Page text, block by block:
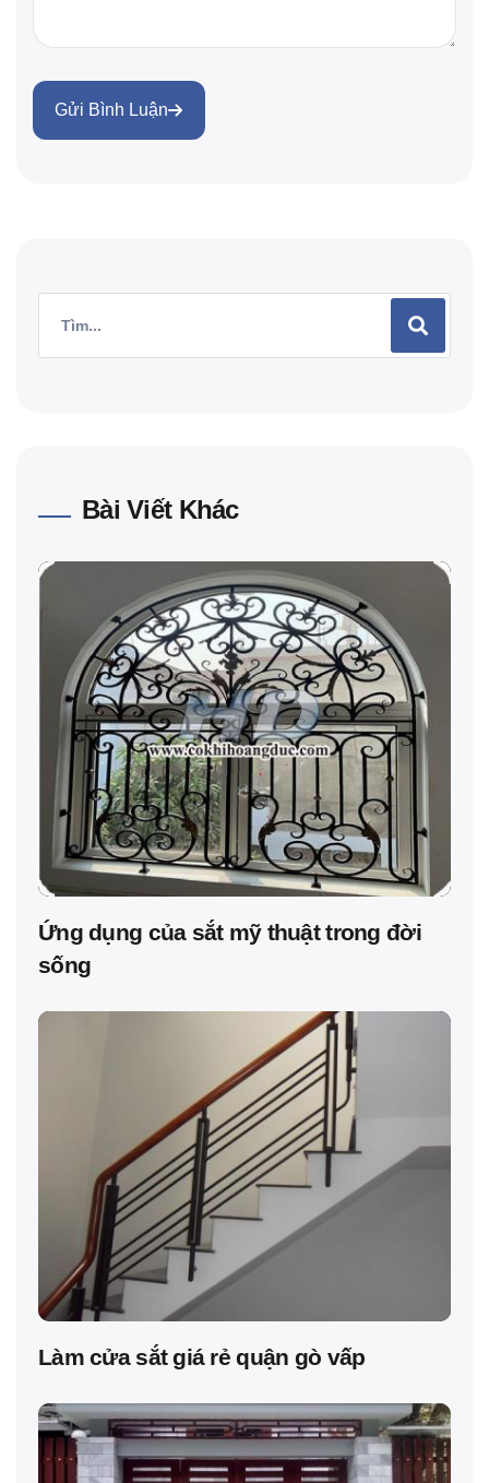
Gửi Bình Luận
Bài Viết Khác
Ứng dụng của sắt mỹ thuật trong đời
sống
Làm cửa sắt giá rẻ quận gò vấp